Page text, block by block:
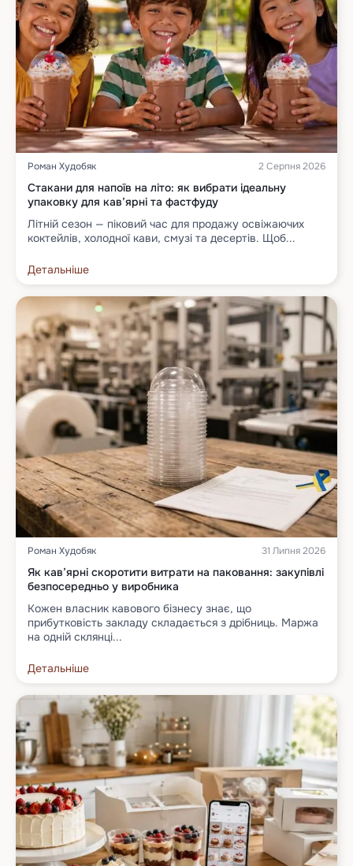
Роман Худобяк 2 Серпня 2026
Стакани для напоїв на літо: як вибрати ідеальну
упаковку для кав’ярні та фастфуду
Літній сезон — піковий час для продажу освіжаючих
коктейлів, холодної кави, смузі та десертів. Щоб...
Детальніше
Роман Худобяк 31 Липня 2026
Як кав’ярні скоротити витрати на паковання: закупівлі
безпосередньо у виробника
Кожен власник кавового бізнесу знає, що
прибутковість закладу складається з дрібниць. Маржа
на одній склянці...
Детальніше